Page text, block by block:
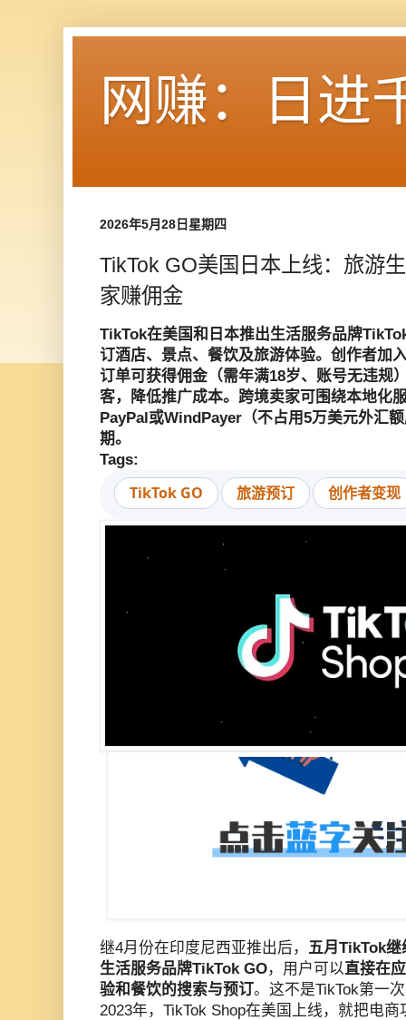
网赚：日进
2026年5月28日星期四
TikTok GO美国日本上线：旅游
家赚佣金
TikTok在美国和日本推出生活服务品牌
订酒店、景点、餐饮及旅游体验。创作者加
订单可获得佣金（需年满18岁、账号无违规
客，降低推广成本。跨境卖家可围绕本地化
PayPal或WindPayer（不占用5万美元外汇
期。
Tags:
TikTok GO 旅游预订 创作者变现
继4月份在印度尼西亚推出后，
五月TikTok
生活服务品牌TikTok GO，用户可以直接在
验和餐饮的搜索与预订。这不是TikTok第一
2023年，TikTok Shop在美国上线，就把电